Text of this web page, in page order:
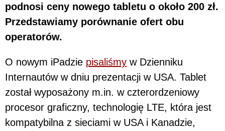
podnosi ceny nowego tabletu o około 200 zł.
Przedstawiamy porównanie ofert obu
operatorów.
O nowym iPadzie pisaliśmy w Dzienniku
Internautów w dniu prezentacji w USA. Tablet
został wyposażony m.in. w czterordzeniowy
procesor graficzny, technologię LTE, która jest
kompatybilna z sieciami w USA i Kanadzie,